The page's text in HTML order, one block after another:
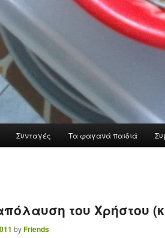
content
Συνταγές Τα φαγανά παιδιά
του Χρήστου
byFriends